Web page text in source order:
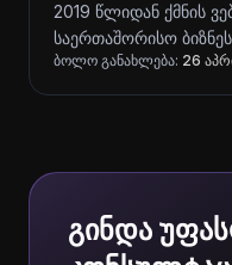
2019 წლიდან ქმნის
საერთაშორისო
ბოლო განახლება: 26
გინდა